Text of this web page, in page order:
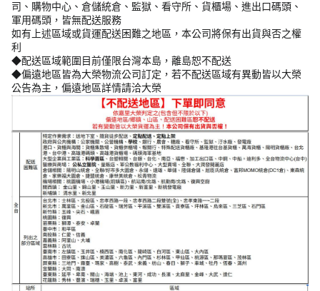
司、購物中心、倉儲統倉、監獄、看守所、貨櫃場、進出口碼頭、
軍用碼頭，皆無配送服務
如有上述區域或貨運配送困難之地區，本公司將保有出貨與否之權
利
◆配送區域範圍目前僅限台灣本島，離島恕不配送
◆偏遠地區皆為大榮物流公司訂定，若不配送區域有異動皆以大榮
公告為主，偏遠地區詳情請洽大榮